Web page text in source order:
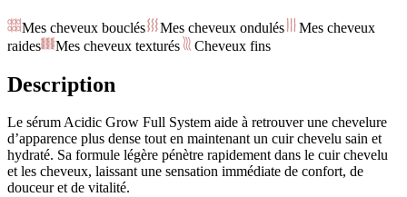
Mes cheveux bouclés Mes cheveux ondulés
Mes cheveux
raides
Mes cheveux texturés Cheveux fins
Description
Le sérum Acidic Grow Full System aide à retrouver une chevelure
d’apparence plus dense tout en maintenant un cuir chevelu sain et
hydraté. Sa formule légère pénètre rapidement dans le cuir chevelu
et les cheveux, laissant une sensation immédiate de confort, de
douceur et de vitalité.